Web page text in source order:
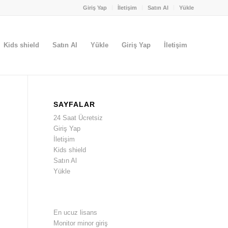
Giriş Yap İletişim Satın Al Yükle
Kids shield Satın Al Yükle Giriş Yap İletişim
SAYFALAR
24 Saat Ücretsiz
Giriş Yap
İletişim
Kids shield
Satın Al
Yükle
En ucuz lisans
Monitor minor giriş